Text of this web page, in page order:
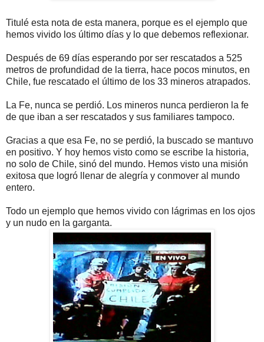
Titulé esta nota de esta manera, porque es el ejemplo que
hemos vivido los último días y lo que debemos reflexionar.
Después de 69 días esperando por ser rescatados a 525
metros de profundidad de la tierra, hace pocos minutos, en
Chile, fue rescatado el último de los 33 mineros atrapados.
La Fe, nunca se perdió. Los mineros nunca perdieron la fe
de que iban a ser rescatados y sus familiares tampoco.
Gracias a que esa Fe, no se perdió, la buscado se mantuvo
en positivo. Y hoy hemos visto como se escribe la historia,
no solo de Chile, sinó del mundo. Hemos visto una misión
exitosa que logró llenar de alegría y conmover al mundo
entero.
Todo un ejemplo que hemos vivido con lágrimas en los ojos
y un nudo en la garganta.